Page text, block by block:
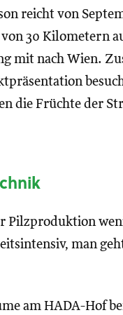
reicht von
30 Kilometern
mit nach Wien.
die Früchte der
Pilzproduktion
man
am HADA-Hof